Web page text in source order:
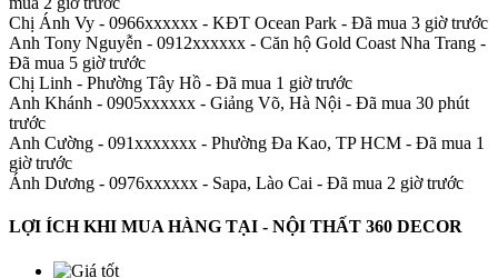
Chị Ánh Vy - 0966xxxxxx - KĐT Ocean Park - Đã mua 3 giờ trước
Anh Tony Nguyễn - 0912xxxxxx - Căn hộ Gold Coast Nha Trang -
Đã mua 5 giờ trước
Chị Linh - Phường Tây Hồ - Đã mua 1 giờ trước
Anh Khánh - 0905xxxxxx - Giảng Võ, Hà Nội - Đã mua 30 phút
trước
Anh Cường - 091xxxxxxx - Phường Đa Kao, TP HCM - Đã mua 1
giờ trước
Ánh Dương - 0976xxxxxx - Sapa, Lào Cai - Đã mua 2 giờ trước
LỢI ÍCH KHI MUA HÀNG TẠI - NỘI THẤT 360 DECOR